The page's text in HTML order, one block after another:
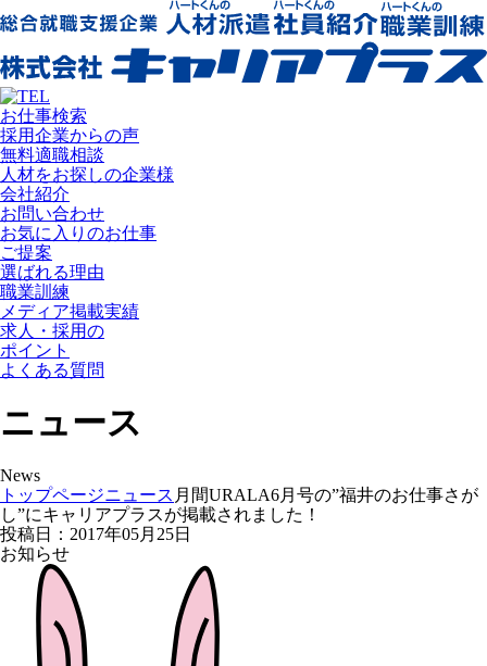
お仕事検索
採用企業からの声
無料適職相談
人材をお探しの企業様
会社紹介
お問い合わせ
お気に入りのお仕事
ご提案
選ばれる理由
職業訓練
メディア掲載実績
求人・採用の
ポイント
よくある質問
ニュース
News
トップページニュース 月間URALA6月号の”福井のお仕事さが
し”にキャリアプラスが掲載されました！
投稿日：2017年05月25日
お知らせ